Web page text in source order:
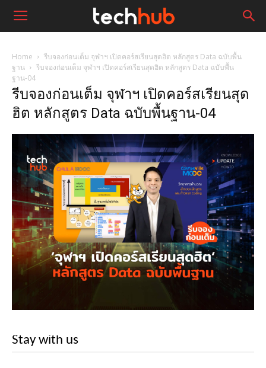
Home
รีบจองก่อนเต็ม จุฬาฯ เปิดคอร์สเรียนสุดฮิต หลักสูตร Data ฉบับพื้น
ฐาน
รีบจองก่อนเต็ม จุฬาฯ เปิดคอร์สเรียนสุดฮิต หลักสูตร Data ฉบับพื้น
ฐาน-04
รีบจองก่อนเต็ม จุฬาฯ เปิดคอร์สเรียนสุด
ฮิต หลักสูตร Data ฉบับพื้นฐาน-04
Stay with us